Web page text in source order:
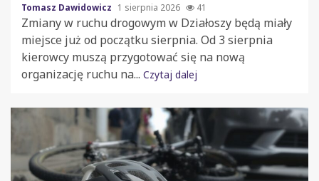
Tomasz Dawidowicz 1 sierpnia 2026 41
Zmiany w ruchu drogowym w Działoszy będą miały
miejsce już od początku sierpnia. Od 3 sierpnia
kierowcy muszą przygotować się na nową
organizację ruchu na... Czytaj dalej